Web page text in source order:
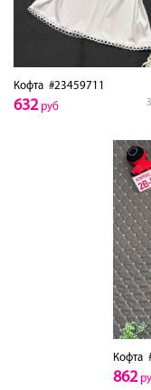
Кофта #23459711
632руб
Кофта
862